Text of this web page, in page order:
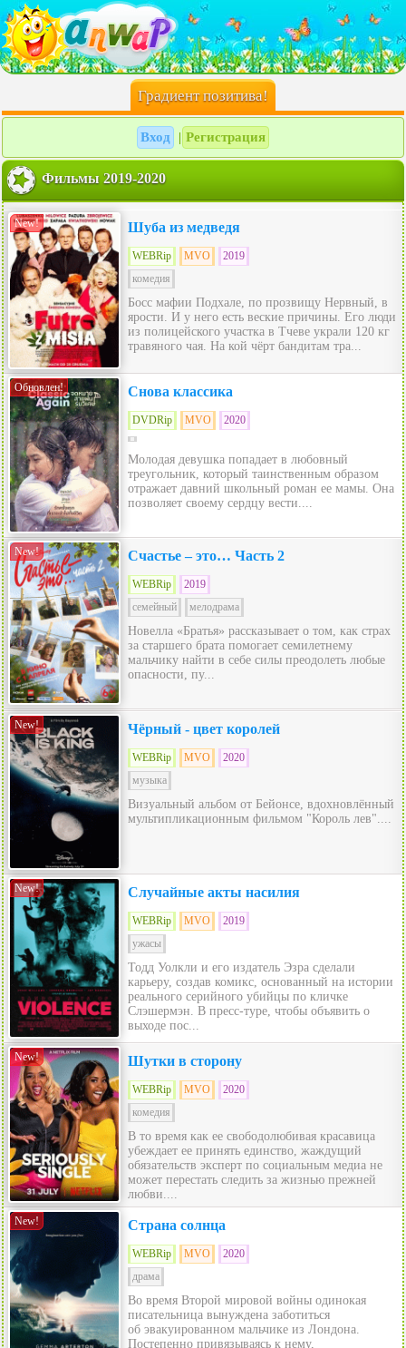
Градиент позитива!
Вход Регистрация
Фильмы 2019-2020
New! Шуба из медведя
WEBRip MVO
2019
комедия
Босс мафии Подхале, по прозвищу Нервный, в
ярости. И у него есть веские причины. Его люди
из полицейского участка в Тчеве украли 120 кг
травяного чая. На кой чёрт бандитам тра...
Обновлен! Снова классика
DVDRip MVO 2020
Молодая девушка попадает в любовный
треугольник, который таинственным образом
отражает давний школьный роман ее мамы. Она
позволяет своему сердцу вести....
New! Счастье – это… Часть 2
WEBRip
2019
семейный
мелодрама
Новелла «Братья» рассказывает о том, как страх
за старшего брата помогает семилетнему
мальчику найти в себе силы преодолеть любые
опасности, пу...
New! Чёрный - цвет королей
WEBRip MVO
2020
музыка
Визуальный альбом от Бейонсе, вдохновлённый
мультипликационным фильмом "Король лев"....
New! Случайные акты насилия
WEBRip MVO
2019
ужасы
Тодд Уолкли и его издатель Эзра сделали
карьеру, создав комикс, основанный на истории
реального серийного убийцы по кличке
Слэшермэн. В пресс-туре, чтобы объявить о
выходе пос...
New! Шутки в сторону
WEBRip MVO
2020
комедия
В то время как ее свободолюбивая красавица
убеждает ее принять единство, жаждущий
обязательств эксперт по социальным медиа не
может перестать следить за жизнью прежней
любви....
New! Страна солнца
WEBRip MVO
2020
драма
Во время Второй мировой войны одинокая
писательница вынуждена заботиться
об эвакуированном мальчике из Лондона.
Постепенно привязываясь к нему,